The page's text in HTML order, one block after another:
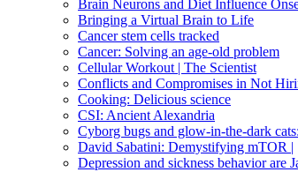
Brain Neurons and Diet Influence
Bringing a Virtual Brain to Life
Cancer stem cells tracked
Cancer: Solving an age-old problem
Cellular Workout | The Scientist
Conflicts and Compromises in Not
Cooking: Delicious science
CSI: Ancient Alexandria
Cyborg bugs and glow-in-the-dark
David Sabatini: Demystifying mTOR |
Depression and sickness behavior are